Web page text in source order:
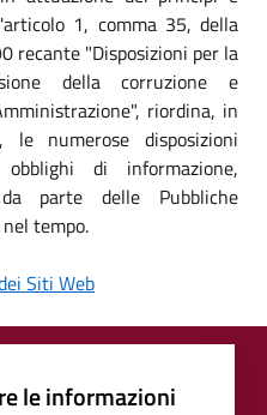
1, comma 35, della
recante "Disposizioni per la
della corruzione e
riordina, in
numerose disposizioni
di informazione,
parte delle Pubbliche
tempo.
Siti Web
le informazioni